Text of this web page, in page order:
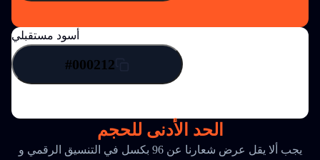
أسود مستقبلي
#000212
الحد الأدنى للحجم
يجب ألا يقل عرض شعارنا عن 96 بكسل في التنسيق الرقمي و